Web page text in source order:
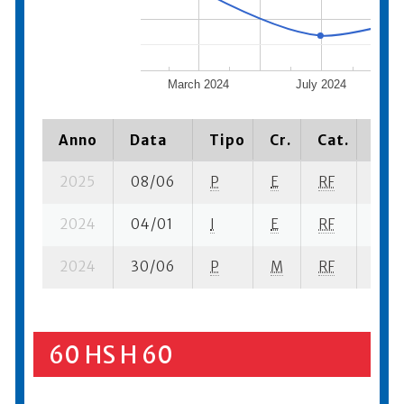
March 2024 July 2024
Anno Data Tipo Cr. Cat.
2025 08/06 P E RF
2024 04/01 I E RF
2024 30/06 P M RF
60 HS H 60